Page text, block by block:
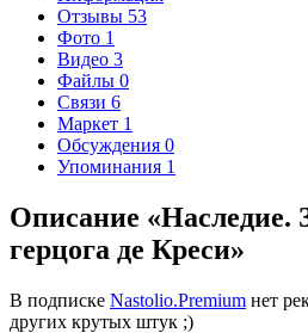
Отзывы 53
Фото 1
Видео 3
Файлы 0
Связи 6
Маркет 1
Обсуждения 0
Упоминания 1
Описание «Наследие.
герцога де Креси»
В подписке Nastolio.Premium нет
других крутых штук ;)